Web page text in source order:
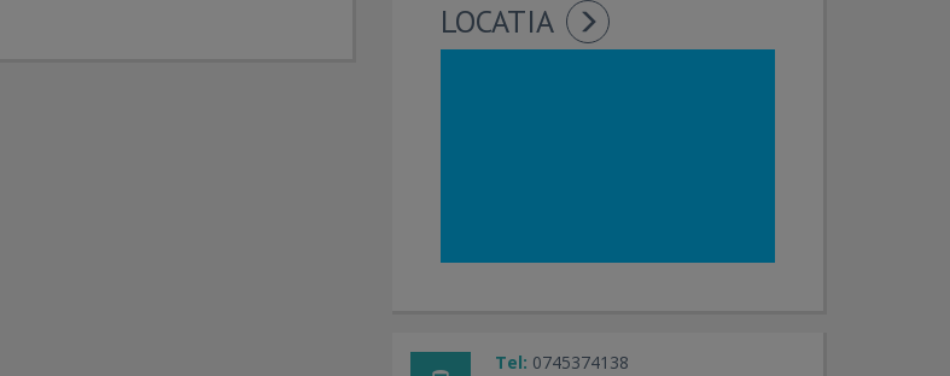
LOCATIA
Tel: 0745374138